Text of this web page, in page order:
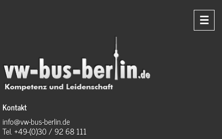
☰
Kontakt
info@vw-bus-berlin.de
Tel. +49-(0)30 / 92 68 111